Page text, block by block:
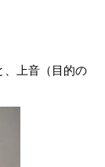
上音（目的の